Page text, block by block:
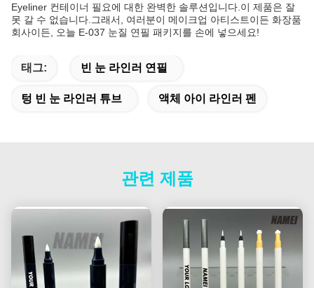
Eyeliner 컨테이너 필요에 대한 완벽한 솔루션입니다.이 제품은 잘
못 갈 수 없습니다.그래서, 여러분이 메이크업 아티스트이든 화장품
회사이든, 오늘 E-037 눈질 연필 패키지를 손에 넣으세요!
태그: 빈 눈 라인러 연필
텅 빈 눈 라인러 튜브 액체 아이 라인러 펜
관련 제품